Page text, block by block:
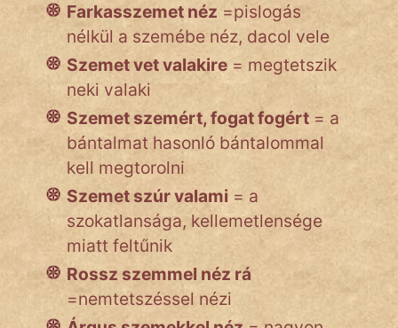
Farkasszemet néz =pislogás
nélkül a szemébe néz, dacol vele
Szemet vet valakire = megtetszik
neki valaki
Szemet szemért, fogat fogért = a
bántalmat hasonló bántalommal
kell megtorolni
Szemet szúr valami = a
szokatlansága, kellemetlensége
miatt feltűnik
Rossz szemmel néz rá
=nemtetszéssel nézi